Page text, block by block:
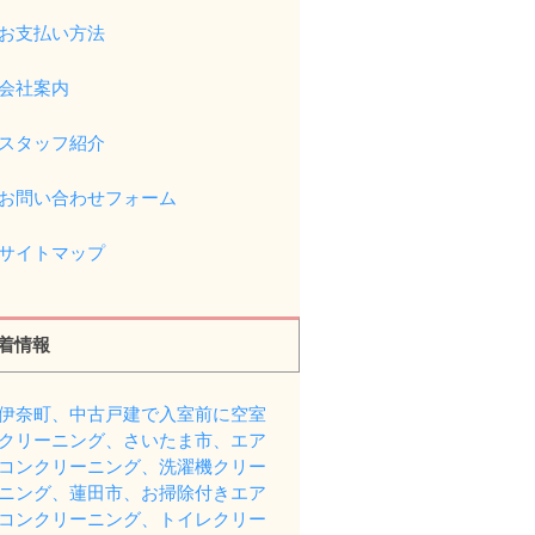
支払い方法
社案内
タッフ紹介
問い合わせフォーム
イトマップ
情報
奈町、中古戸建で入室前に空室
リーニング、さいたま市、エア
ンクリーニング、洗濯機クリー
ング、蓮田市、お掃除付きエア
ンクリーニング、トイレクリー